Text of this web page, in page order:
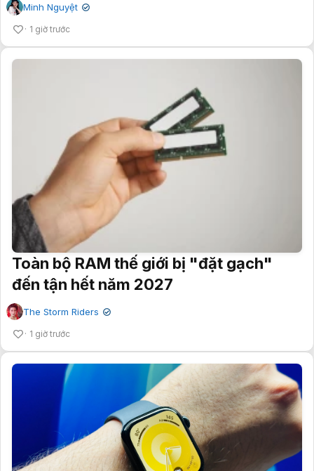
Minh Nguyệt ✔
1 giờ trước
Toàn bộ RAM thế giới bị "đặt gạch"
đến tận hết năm 2027
The Storm Riders ✔
1 giờ trước